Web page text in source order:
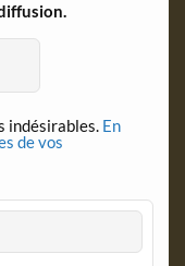
indésirables. En
de vos